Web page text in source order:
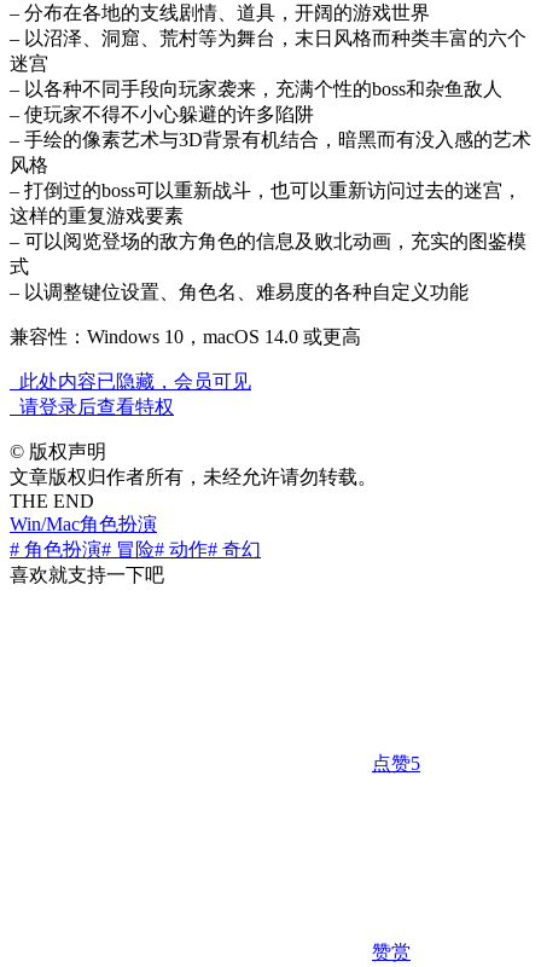
– 分布在各地的支线剧情、道具，开阔的游戏世界
– 以沼泽、洞窟、荒村等为舞台，末日风格而种类丰富的六个
迷宫
– 以各种不同手段向玩家袭来，充满个性的boss和杂鱼敌人
– 使玩家不得不小心躲避的许多陷阱
– 手绘的像素艺术与3D背景有机结合，暗黑而有没入感的艺术
风格
– 打倒过的boss可以重新战斗，也可以重新访问过去的迷宫，
这样的重复游戏要素
– 可以阅览登场的敌方角色的信息及败北动画，充实的图鉴模
式
– 以调整键位设置、角色名、难易度的各种自定义功能
兼容性：Windows 10，macOS 14.0 或更高
此处内容已隐藏，会员可见
请登录后查看特权
© 版权声明
文章版权归作者所有，未经允许请勿转载。
THE END
Win/Mac角色扮演
# 角色扮演# 冒险# 动作# 奇幻
喜欢就支持一下吧
点赞5
赞赏